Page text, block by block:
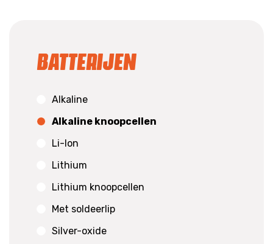
Batterijen
Alkaline
Alkaline knoopcellen
Li-Ion
Lithium
Lithium knoopcellen
Met soldeerlip
Silver-oxide